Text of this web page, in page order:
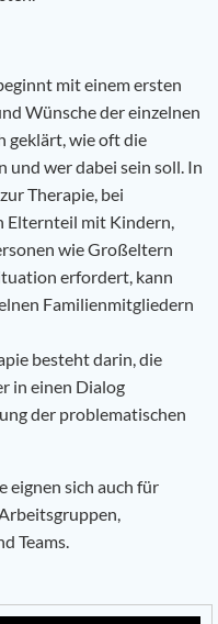
mit einem ersten
Wünsche der einzelnen
geklärt, wie oft die
wer dabei sein soll. In
Therapie, bei
Elternteil mit Kindern,
wie Großeltern
erfordert, kann
Familienmitgliedern
besteht darin, die
in einen Dialog
der problematischen
eignen sich auch für
Teams.